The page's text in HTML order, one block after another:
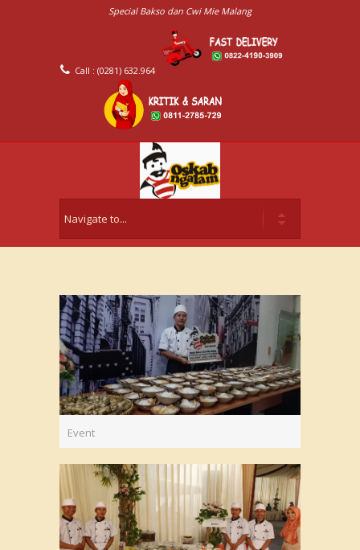
Special Bakso dan Cwi Mie Malang
Call : (0281) 632.964
Event